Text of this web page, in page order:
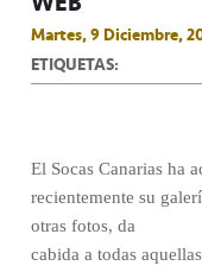
Martes, 9 Diciembre,
ETIQUETAS:
El Socas Canarias ha
recientemente su
otras fotos, da
cabida a todas aquellas